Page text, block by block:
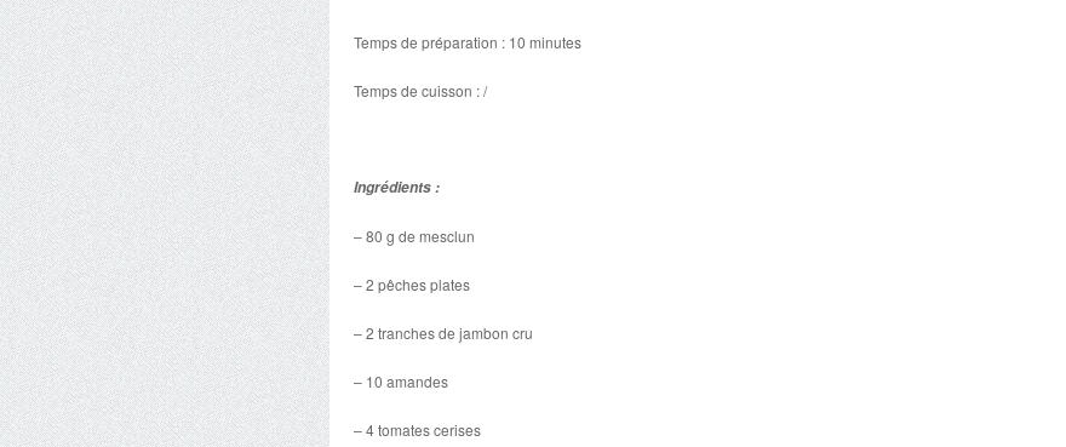
Temps de préparation : 10 minutes
Temps de cuisson : /
Ingrédients :
– 80 g de mesclun
– 2 pêches plates
– 2 tranches de jambon cru
– 10 amandes
– 4 tomates cerises